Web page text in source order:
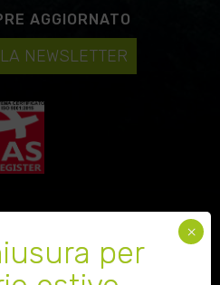
AGGIORNATO
NEWSLETTER